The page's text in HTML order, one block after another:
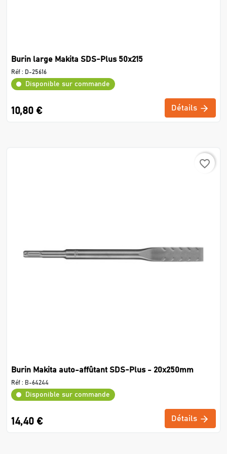
Burin large Makita SDS-Plus 50x215
Réf : D-25616
Disponible sur commande
10,80 € Détails
favorite_border
Burin Makita auto-affûtant SDS-Plus - 20x250mm
Réf : B-64244
Disponible sur commande
14,40 € Détails